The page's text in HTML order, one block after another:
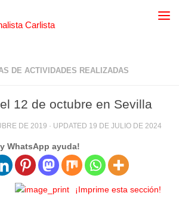
DE ACTIVIDADES REALIZADAS
12 de octubre en Sevilla
DE 2019 · UPDATED 19 DE JULIO DE 2024
WhatsApp ayuda!
¡Imprime esta sección!